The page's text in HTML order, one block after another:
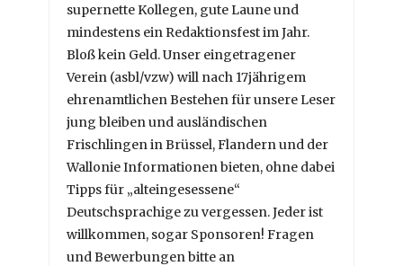
supernette Kollegen, gute Laune und
mindestens ein Redaktionsfest im Jahr.
Bloß kein Geld. Unser eingetragener
Verein (asbl/vzw) will nach 17jährigem
ehrenamtlichen Bestehen für unsere Leser
jung bleiben und ausländischen
Frischlingen in Brüssel, Flandern und der
Wallonie Informationen bieten, ohne dabei
Tipps für „alteingesessene“
Deutschsprachige zu vergessen. Jeder ist
willkommen, sogar Sponsoren! Fragen
und Bewerbungen bitte an